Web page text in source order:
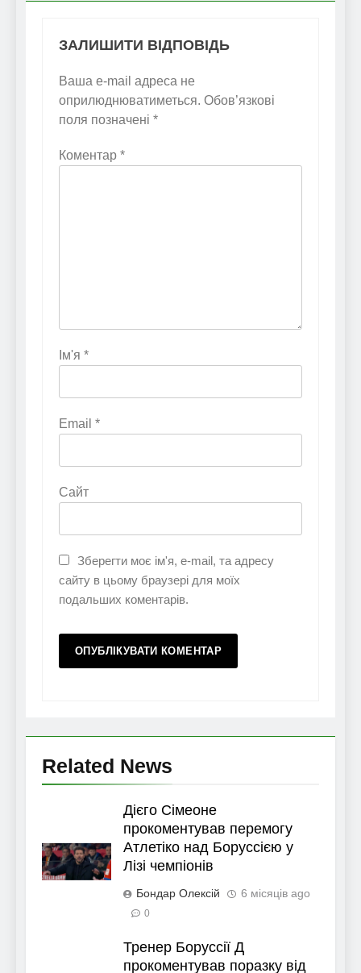
ЗАЛИШИТИ ВІДПОВІДЬ
Ваша e-mail адреса не
оприлюднюватиметься. Обов’язкові
поля позначені *
Коментар *
Ім'я *
Email *
Сайт
Зберегти моє ім'я, e-mail, та адресу
сайту в цьому браузері для моїх
подальших коментарів.
Related News
Дієго Сімеоне
прокоментував перемогу
Атлетіко над Боруссією у
Лізі чемпіонів
Бондар Олексій 6 місяців ago
0
Тренер Боруссії Д
прокоментував поразку від